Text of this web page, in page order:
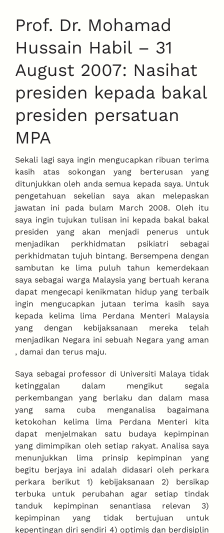
Prof. Dr. Mohamad
Hussain Habil – 31
August 2007: Nasihat
presiden kepada bakal
presiden persatuan
MPA
Sekali lagi saya ingin mengucapkan ribuan terima
kasih atas sokongan yang berterusan yang
ditunjukkan oleh anda semua kepada saya. Untuk
pengetahuan sekelian saya akan melepaskan
jawatan ini pada bulam March 2008. Oleh itu
saya ingin tujukan tulisan ini kepada bakal bakal
presiden yang akan menjadi penerus untuk
menjadikan perkhidmatan psikiatri sebagai
perkhidmatan tujuh bintang. Bersempena dengan
sambutan ke lima puluh tahun kemerdekaan
saya sebagai warga Malaysia yang bertuah kerana
dapat mengecapi kenikmatan hidup yang terbaik
ingin mengucapkan jutaan terima kasih saya
kepada kelima lima Perdana Menteri Malaysia
yang dengan kebijaksanaan mereka telah
menjadikan Negara ini sebuah Negara yang aman
, damai dan terus maju.
Saya sebagai professor di Universiti Malaya tidak
ketinggalan dalam mengikut segala
perkembangan yang berlaku dan dalam masa
yang sama cuba menganalisa bagaimana
ketokohan kelima lima Perdana Menteri kita
dapat menjelmakan satu budaya kepimpinan
yang dimimpikan oleh setiap rakyat. Analisa saya
menunjukkan lima prinsip kepimpinan yang
begitu berjaya ini adalah didasari oleh perkara
perkara berikut 1) kebijaksanaan 2) bersikap
terbuka untuk perubahan agar setiap tindak
tanduk kepimpinan senantiasa relevan 3)
kepimpinan yang tidak bertujuan untuk
kepentingan diri sendiri 4) optimis dan berdisiplin